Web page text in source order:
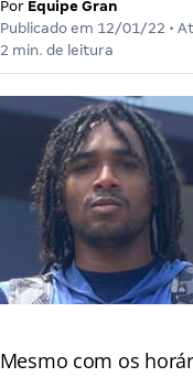
Por Equipe Gran
Publicado em 12/01/22 •
2 min. de leitura
Mesmo com os